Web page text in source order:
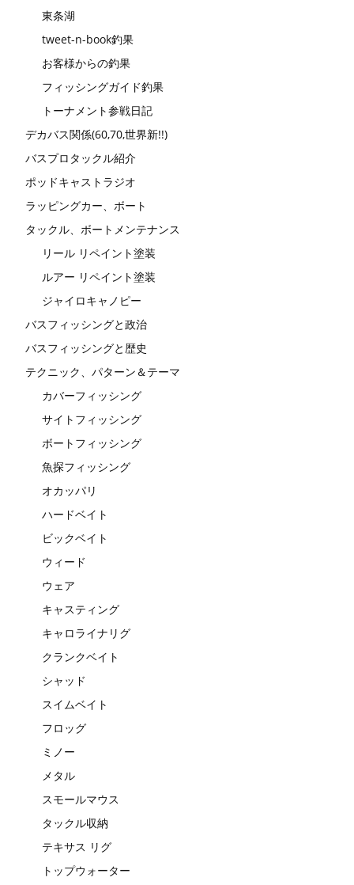
東条湖
tweet-n-book釣果
お客様からの釣果
フィッシングガイド釣果
トーナメント参戦日記
デカバス関係(60,70,世界新!!)
バスプロタックル紹介
ポッドキャストラジオ
ラッピングカー、ボート
タックル、ボートメンテナンス
リール リペイント塗装
ルアー リペイント塗装
ジャイロキャノピー
バスフィッシングと政治
バスフィッシングと歴史
テクニック、パターン＆テーマ
カバーフィッシング
サイトフィッシング
ボートフィッシング
魚探フィッシング
オカッパリ
ハードベイト
ビックベイト
ウィード
ウェア
キャスティング
キャロライナリグ
クランクベイト
シャッド
スイムベイト
フロッグ
ミノー
メタル
スモールマウス
タックル収納
テキサス リグ
トップウォーター